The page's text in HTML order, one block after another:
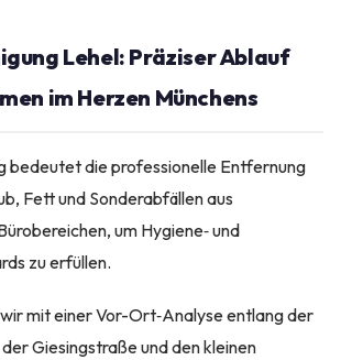
Lehel: Präziser Ablauf
im Herzen Münchens
bedeutet die professionelle Entfernung
Fett und Sonderabfällen aus
um Hygiene‑ und
zu erfüllen.
mit einer Vor-Ort‑Analyse entlang der
Giesingstraße und den kleinen